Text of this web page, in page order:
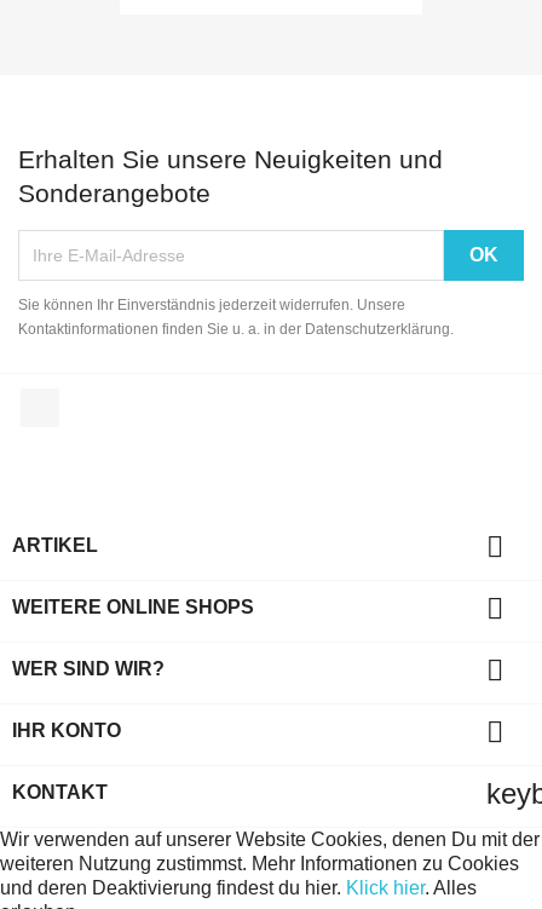
Erhalten Sie unsere Neuigkeiten und
Sonderangebote
Sie können Ihr Einverständnis jederzeit widerrufen. Unsere
Kontaktinformationen finden Sie u. a. in der Datenschutzerklärung.
ARTIKEL 
WEITERE ONLINE SHOPS 
WER SIND WIR? 
IHR KONTO 
KONTAKT
Wir verwenden auf unserer Website Cookies, denen Du mit der
weiteren Nutzung zustimmst. Mehr Informationen zu Cookies
und deren Deaktivierung findest du hier. Klick hier. Alles